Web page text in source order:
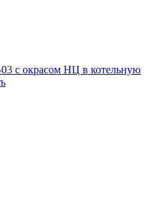
с окрасом НЦ в котельную